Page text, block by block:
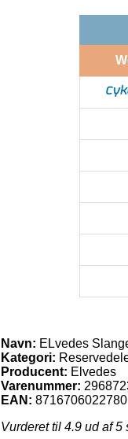
Navn: ELvedes
Kategori:
Producent: Elvedes
Varenummer:
EAN: 8716706022780
Vurderet til 4.9 ud af 5